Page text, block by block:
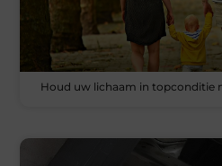
Houd uw lichaam in topconditie